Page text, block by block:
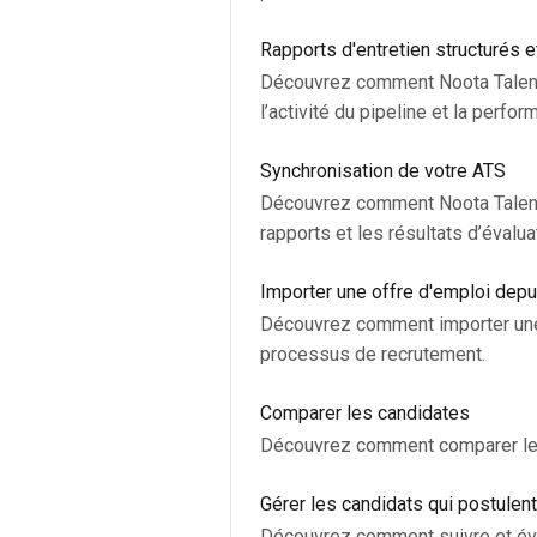
Rapports d'entretien structurés
Découvrez comment Noota
l’activité du pipeline et la
Synchronisation de votre ATS
Découvrez comment Noota
rapports et les résultats
Importer une offre d'emploi
Découvrez comment importer
processus de recrutement.
Comparer les candidates
Découvrez comment comparer
Gérer les candidats qui